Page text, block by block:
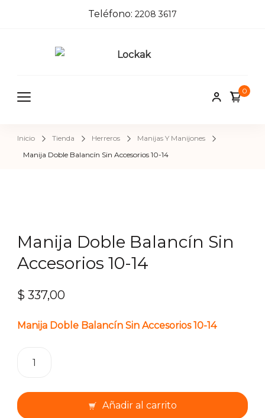
Teléfono: 2208 3617
k
insumos
0
Inicio Tienda Herreros
Manijas Y Manijones
Manija Doble Balancín Sin Accesorios 10-14
Manija Doble Balancín Sin
Accesorios 10-14
$ 337,00
Manija Doble Balancín Sin Accesorios 10-14
Doble
Sin
Accesorios
Añadir al carrito